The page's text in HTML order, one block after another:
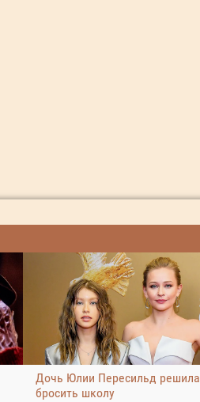
Дочь Юлии Пересильд решила
бросить школу